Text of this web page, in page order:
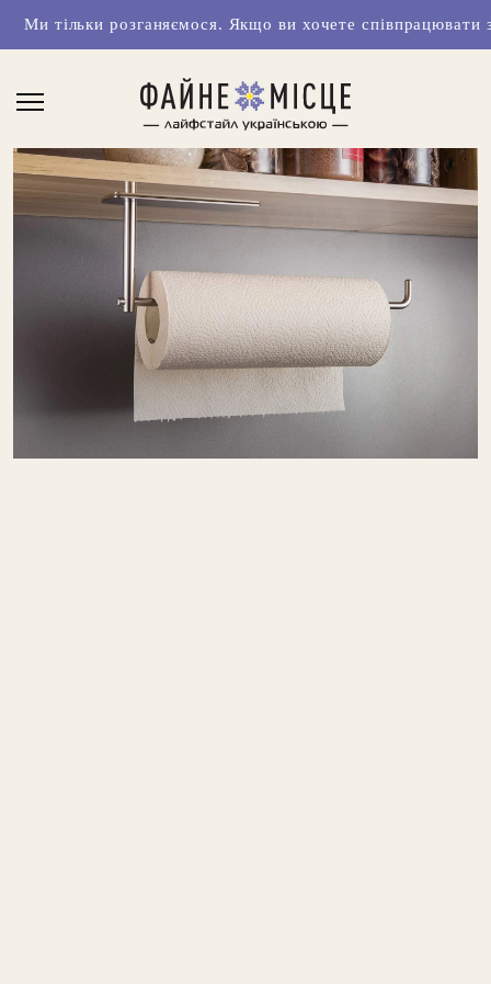
розганяємося. Якщо ви хочете співпрацювати з нами чи